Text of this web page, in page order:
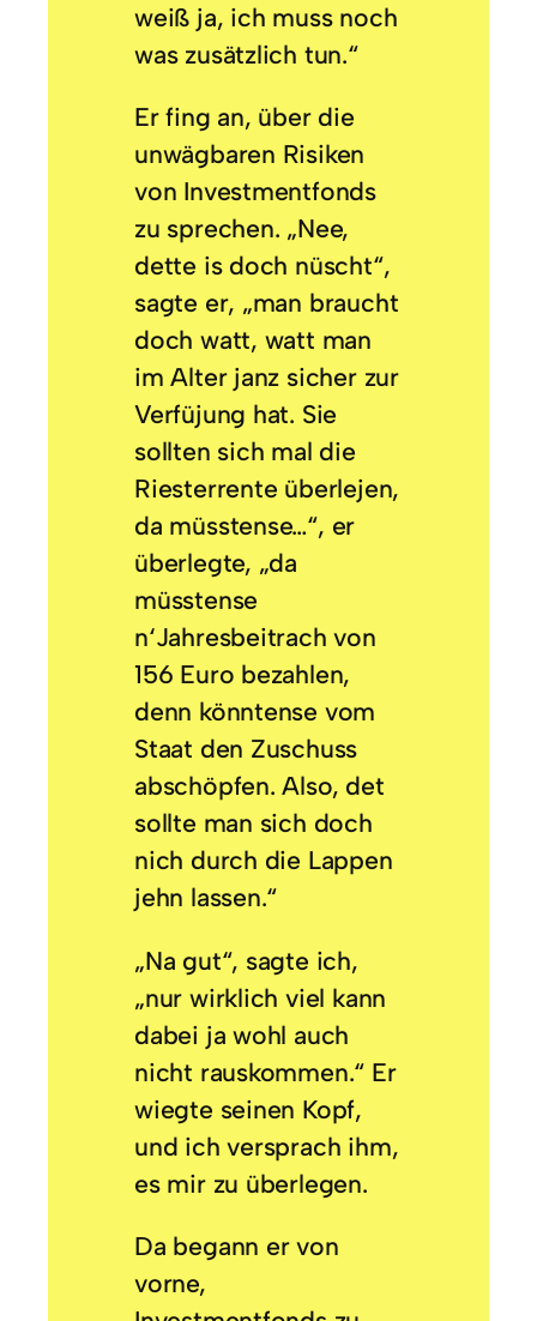
weiß ja, ich muss noch
was zusätzlich tun.“
Er fing an, über die
unwägbaren Risiken
von Investmentfonds
zu sprechen. „Nee,
dette is doch nüscht“,
sagte er, „man braucht
doch watt, watt man
im Alter janz sicher zur
Verfüjung hat. Sie
sollten sich mal die
Riesterrente überlejen,
da müsstense…“, er
überlegte, „da
müsstense
n‘Jahresbeitrach von
156 Euro bezahlen,
denn könntense vom
Staat den Zuschuss
abschöpfen. Also, det
sollte man sich doch
nich durch die Lappen
jehn lassen.“
„Na gut“, sagte ich,
„nur wirklich viel kann
dabei ja wohl auch
nicht rauskommen.“ Er
wiegte seinen Kopf,
und ich versprach ihm,
es mir zu überlegen.
Da begann er von
vorne,